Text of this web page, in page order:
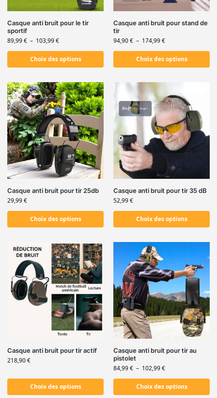
Casque anti bruit pour le tir
sportif
89,99€ – 103,99€
Choix des options
Casque anti bruit pour stand de
tir
94,90€ – 174,99€
Choix des options
Casque anti bruit pour tir 25db
29,99€
Choix des options
Casque anti bruit pour tir 35 dB
52,99€
Choix des options
Casque anti bruit pour tir actif
218,90€
Choix des options
Casque anti bruit pour tir au
pistolet
84,99€ – 102,99€
Choix des options